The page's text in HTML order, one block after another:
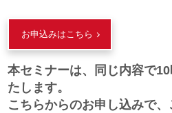
お申込みはこちら
本セミナーは、同じ内容で
たします。
こちらからのお申し込みで